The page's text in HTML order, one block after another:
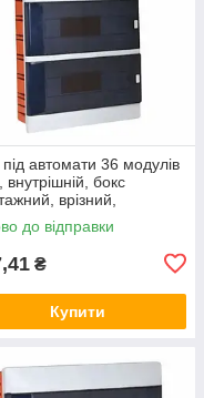
автомати 36 модулів
внутрішній, бокс
врізний,
прихований ФАР
Rozetka)
до відправки
₴
Купити